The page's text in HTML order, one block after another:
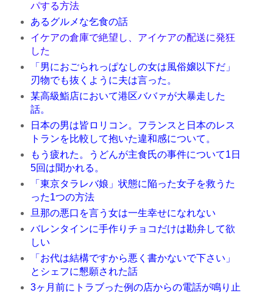
パする方法
あるグルメな乞食の話
イケアの倉庫で絶望し、アイケアの配送に発狂
した
「男におごられっぱなしの女は風俗嬢以下だ」
刃物でも抜くように夫は言った。
某高級鮨店において港区ババァが大暴走した
話。
日本の男は皆ロリコン。フランスと日本のレス
トランを比較して抱いた違和感について。
もう疲れた。うどんが主食氏の事件について1日
5回は聞かれる。
「東京タラレバ娘」状態に陥った女子を救うた
った1つの方法
旦那の悪口を言う女は一生幸せになれない
バレンタインに手作りチョコだけは勘弁して欲
しい
「お代は結構ですから悪く書かないで下さい」
とシェフに懇願された話
3ヶ月前にトラブった例の店からの電話が鳴り止